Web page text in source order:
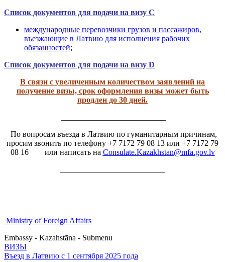
Список документов для подачи на визу С
международные перевозчики грузов и пассажиров,
въезжающие в Латвию для исполнения рабочих
обязанностей;
Список документов для подачи на визу D
В связи с увеличенным количеством заявлений на
получение визы, срок оформления визы может быть
продлен до 30 дней.
По вопросам въезда в Латвию по гуманитарным причинам,
просим звонить по телефону +7 7172 79 08 13 или +7 7172 79
08 16 или написать на Consulate.Kazakhstan@mfa.gov.lv
Ministry of Foreign Affairs
Embassy - Kazahstāna - Submenu
ВИЗЫ
Въезд в Латвию с 1 сентября 2025 года